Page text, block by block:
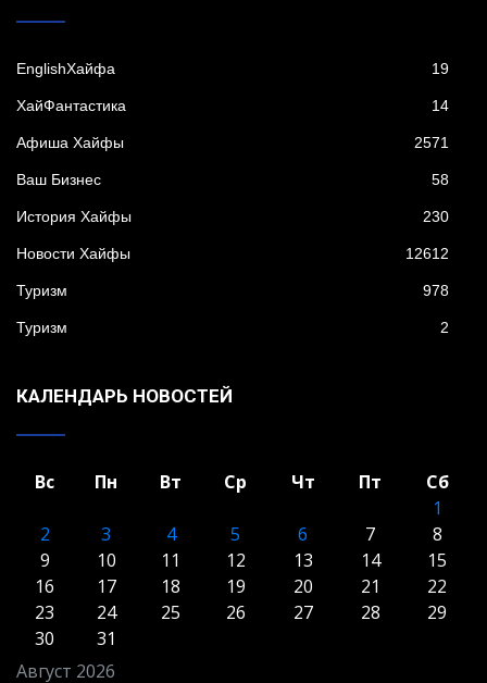
EnglishХайфа 19
XайФантастика 14
Афиша Хайфы 2571
Ваш Бизнес 58
История Хайфы 230
Новости Хайфы 12612
Туризм 978
Туризм 2
КАЛЕНДАРЬ НОВОСТЕЙ
Август 2026
Вс Пн Вт Ср Чт Пт
Сб
1
2
3 4 5 6 7
8
9
10 11 12 13 14
15
16
17 18 19 20 21
22
23
24 25 26 27 28
29
30
31